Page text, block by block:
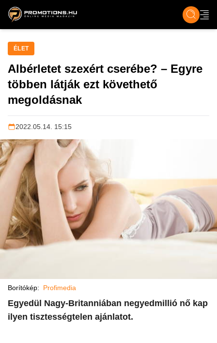
ZENE, FILM & KULT ÉLET TECH &
ÉLET
Albérletet szexért cserébe? – Egyre
többen látják ezt követhető
megoldásnak
2022.05.14. 15:15
Borítókép: Profimedia
Egyedül Nagy-Britanniában negyedmillió nő kap
ilyen tisztességtelen ajánlatot.